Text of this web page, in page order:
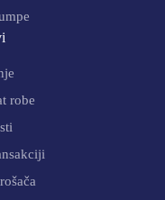
robe